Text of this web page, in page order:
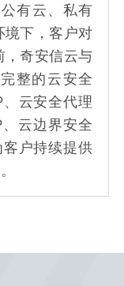
有云、私有
境下，客户对
，奇安信云与
整的云安全
云安全代理
云边界安全
户持续提供